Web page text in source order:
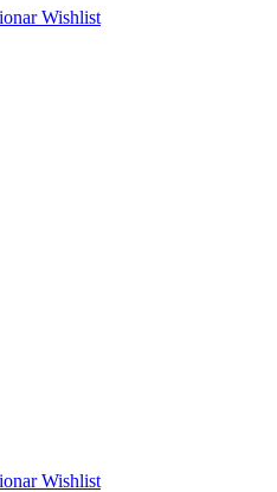
Wishlist
Wishlist